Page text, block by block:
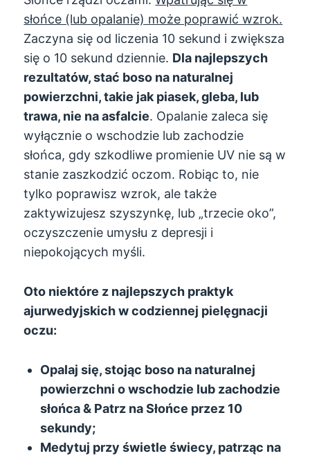
słońce (lub opalanie) może poprawić wzrok.
Zaczyna się od liczenia 10 sekund i zwiększa
się o 10 sekund dziennie. Dla najlepszych
rezultatów, stać boso na naturalnej
powierzchni, takie jak piasek, gleba, lub
trawa, nie na asfalcie. Opalanie zaleca się
wyłącznie o wschodzie lub zachodzie
słońca, gdy szkodliwe promienie UV nie są w
stanie zaszkodzić oczom. Robiąc to, nie
tylko poprawisz wzrok, ale także
zaktywizujesz szyszynkę, lub „trzecie oko”,
oczyszczenie umysłu z depresji i
niepokojących myśli.
Oto niektóre z najlepszych praktyk
ajurwedyjskich w codziennej pielęgnacji
oczu:
Opalaj się, stojąc boso na naturalnej
powierzchni o wschodzie lub zachodzie
słońca & Patrz na Słońce przez 10
sekundy;
Medytuj przy świetle świecy, patrząc na